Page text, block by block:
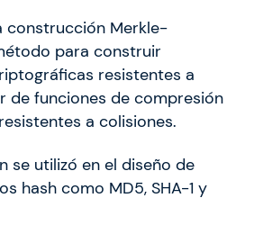
construcción Merkle-
para construir
resistentes a
de funciones de compresión
a colisiones.
se utilizó en el diseño de
hash como MD5, SHA-1 y